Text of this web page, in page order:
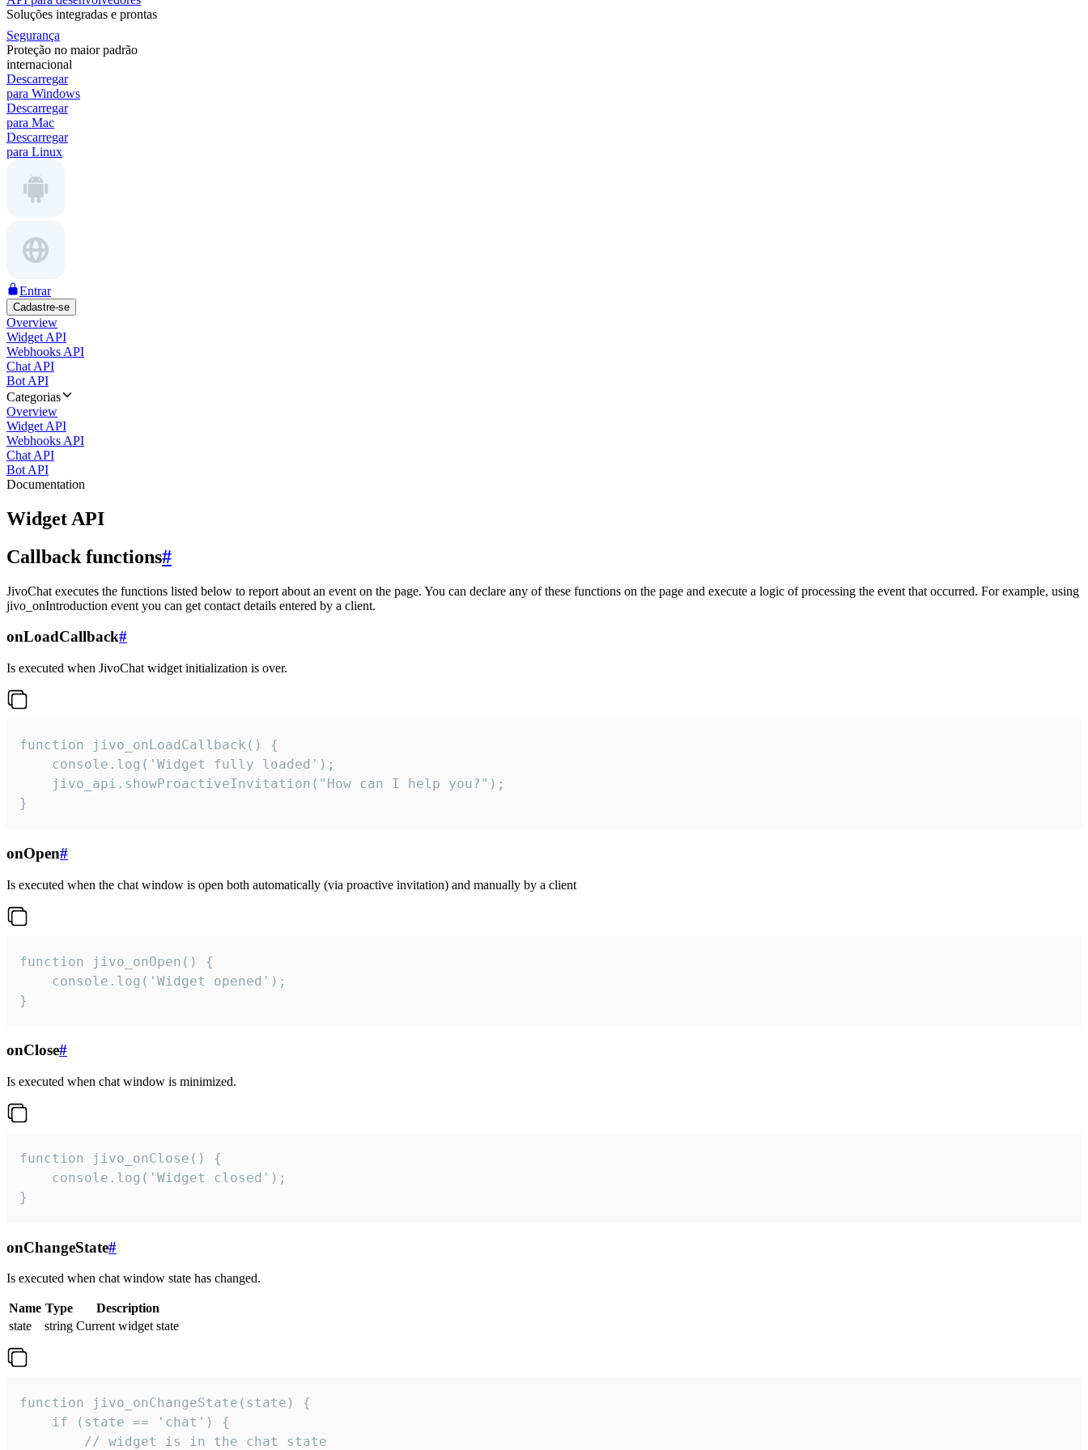
Soluções integradas e prontas
Segurança
Proteção no maior padrão
internacional
Descarregar
para Windows
Descarregar
para Mac
Descarregar
para Linux
Entrar
Cadastre-se
Overview
Widget API
Webhooks API
Chat API
Bot API
Categorias
Overview
Widget API
Webhooks API
Chat API
Bot API
Documentation
Widget API
Callback functions#
JivoChat executes the functions listed below to report about an event on the page. You can declare any of these functions on the page and execute a logic of processing the event that occurred. For example, using
jivo_onIntroduction event you can get contact details entered by a client.
onLoadCallback#
Is executed when JivoChat widget initialization is over.
function jivo_onLoadCallback() {
    console.log('Widget fully loaded');
    jivo_api.showProactiveInvitation("How can I help you?");
}
onOpen#
Is executed when the chat window is open both automatically (via proactive invitation) and manually by a client
function jivo_onOpen() {
    console.log('Widget opened');
}
onClose#
Is executed when chat window is minimized.
function jivo_onClose() {
    console.log('Widget closed');
}
onChangeState#
Is executed when chat window state has changed.
Name Type
Description
state
string Current widget state
function jivo_onChangeState(state) {
    if (state == 'chat') {
        // widget is in the chat state